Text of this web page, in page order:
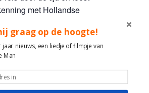
met Hollandse
plezier, ruimte en
de omgang met kwetsbare
dementie, alzheimer,
beperking, lichamelijke
graag op de hoogte!
jaar nieuws, een liedje of filmpje van
Man